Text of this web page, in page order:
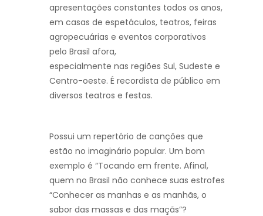
apresentações constantes todos os anos,
em casas de espetáculos, teatros, feiras
agropecuárias e eventos corporativos
pelo Brasil afora,
especialmente nas regiões Sul, Sudeste e
Centro-oeste. É recordista de público em
diversos teatros e festas.
Possui um repertório de canções que
estão no imaginário popular. Um bom
exemplo é “Tocando em frente. Afinal,
quem no Brasil não conhece suas estrofes
“Conhecer as manhas e as manhãs, o
sabor das massas e das maçãs”?